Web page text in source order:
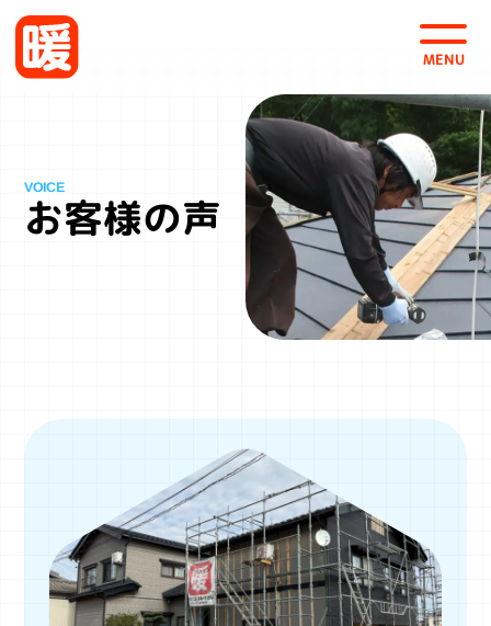
採用情報
お問い合わせ・お見積
株式会社 暖
〒963-0101
福島県郡山市安積町日出山4-125
お客様の声